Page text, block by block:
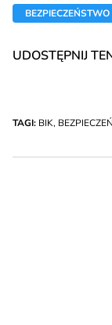
BEZPIECZEŃSTWO
UDOSTĘPNIJ
TAGI: BIK,